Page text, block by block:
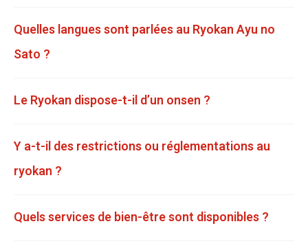
Quelles langues sont parlées au Ryokan Ayu no
Sato ?
Le Ryokan dispose-t-il d’un onsen ?
Y a-t-il des restrictions ou réglementations au
ryokan ?
Quels services de bien-être sont disponibles ?